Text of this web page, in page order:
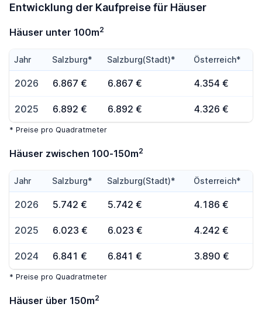
Entwicklung der Kaufpreise für Häuser
Häuser unter 100m2
Jahr Salzburg* Salzburg(Stadt)* Österreich*
2026 6.867 € 6.867 € 4.354 €
2025 6.892 € 6.892 € 4.326 €
* Preise pro Quadratmeter
Häuser zwischen 100-150m2
Jahr Salzburg* Salzburg(Stadt)* Österreich*
2026 5.742 € 5.742 € 4.186 €
2025 6.023 € 6.023 € 4.242 €
2024 6.841 € 6.841 € 3.890 €
* Preise pro Quadratmeter
Häuser über 150m2